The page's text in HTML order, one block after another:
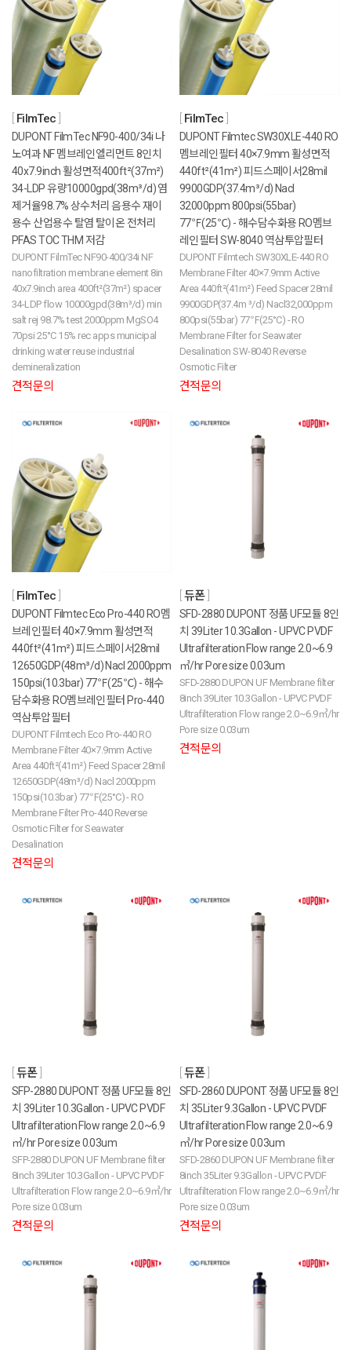
FilmTec
DUPONT FilmTec NF90-400/34i 나
노여과 NF 멤브레인엘리먼트 8인치
40x7.9inch 활성면적400ft²(37m²)
34-LDP 유량10000gpd(38m³/d) 염
제거율98.7% 상수처리 음용수 재이
용수 산업용수 탈염 탈이온 전처리
PFAS TOC THM 저감
DUPONT FilmTec NF90-400/34i NF
nanofiltration membrane element 8in
40x7.9inch area 400ft²(37m²) spacer
34-LDP flow 10000gpd(38m³/d) min
salt rej 98.7% test 2000ppm MgSO4
70psi 25°C 15% rec apps municipal
drinking water reuse industrial
demineralization
견적문의
FilmTec
DUPONT Filmtec SW30XLE-440 RO
멤브레인필터 40×7.9mm 활성면적
440ft²(41m²) 피드스페이서28mil
9900GDP(37.4m³/d) Nacl
32000ppm 800psi(55bar)
77℉(25℃) - 해수담수화용 RO멤브
레인필터 SW-8040 역삼투압필터
DUPONT Filmtech SW30XLE-440 RO
Membrane Filter 40×7.9mm Active
Area 440ft²(41m²) Feed Spacer 28mil
9900GDP(37.4m ³/d) Nacl32,000ppm
800psi(55bar) 77℉(25°C) - RO
Membrane Filter for Seawater
Desalination SW-8040 Reverse
Osmotic Filter
견적문의
FilmTec
DUPONT Filmtec Eco Pro-440 RO멤
브레인필터 40×7.9mm 활성면적
440ft²(41m²) 피드스페이서28mil
12650GDP(48m³/d) Nacl 2000ppm
150psi(10.3bar) 77℉(25℃) - 해수
담수화용 RO멤브레인필터 Pro-440
역삼투압필터
DUPONT Filmtech Eco Pro-440 RO
Membrane Filter 40×7.9mm Active
Area 440ft²(41m²) Feed Spacer 28mil
12650GDP(48m³/d) Nacl 2000ppm
150psi(10.3bar) 77℉(25°C) - RO
Membrane Filter Pro-440 Reverse
Osmotic Filter for Seawater
Desalination
견적문의
듀폰
SFD-2880 DUPONT 정품 UF모듈 8인
치 39Liter 10.3Gallon - UPVC PVDF
Ultrafilteration Flow range 2.0~6.9
㎥/hr Pore size 0.03um
SFD-2880 DUPON UF Membrane filter
8inch 39Liter 10.3Gallon - UPVC PVDF
Ultrafilteration Flow range 2.0~6.9㎥/hr
Pore size 0.03um
견적문의
듀폰
SFP-2880 DUPONT 정품 UF모듈 8인
치 39Liter 10.3Gallon - UPVC PVDF
Ultrafilteration Flow range 2.0~6.9
㎥/hr Pore size 0.03um
SFP-2880 DUPON UF Membrane filter
8inch 39Liter 10.3Gallon - UPVC PVDF
Ultrafilteration Flow range 2.0~6.9㎥/hr
Pore size 0.03um
견적문의
듀폰
SFD-2860 DUPONT 정품 UF모듈 8인
치 35Liter 9.3Gallon - UPVC PVDF
Ultrafilteration Flow range 2.0~6.9
㎥/hr Pore size 0.03um
SFD-2860 DUPON UF Membrane filter
8inch 35Liter 9.3Gallon - UPVC PVDF
Ultrafilteration Flow range 2.0~6.9㎥/hr
Pore size 0.03um
견적문의